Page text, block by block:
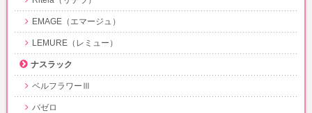
EMAGE（エマージュ）
LEMURE（レミュー）
ナスラック
ベルフラワーⅢ
バゼロ